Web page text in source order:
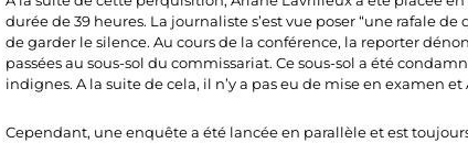
durée de 39 heures. La journaliste s’est vue poser “une rafale
de garder le silence. Au cours de la conférence, la reporter
passées au sous-sol du commissariat. Ce sous-sol a été
indignes. A la suite de cela, il n’y a pas eu de mise en examen
Cependant, une enquête a été lancée en parallèle et est